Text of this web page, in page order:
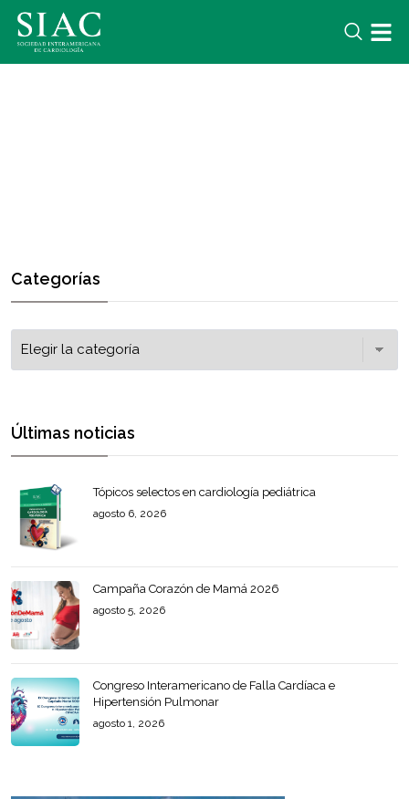
Categorías
Últimas noticias
Tópicos selectos en cardiología pediátrica
agosto 6, 2026
Campaña Corazón de Mamá 2026
agosto 5, 2026
Congreso Interamericano de Falla Cardíaca e
Hipertensión Pulmonar
agosto 1, 2026